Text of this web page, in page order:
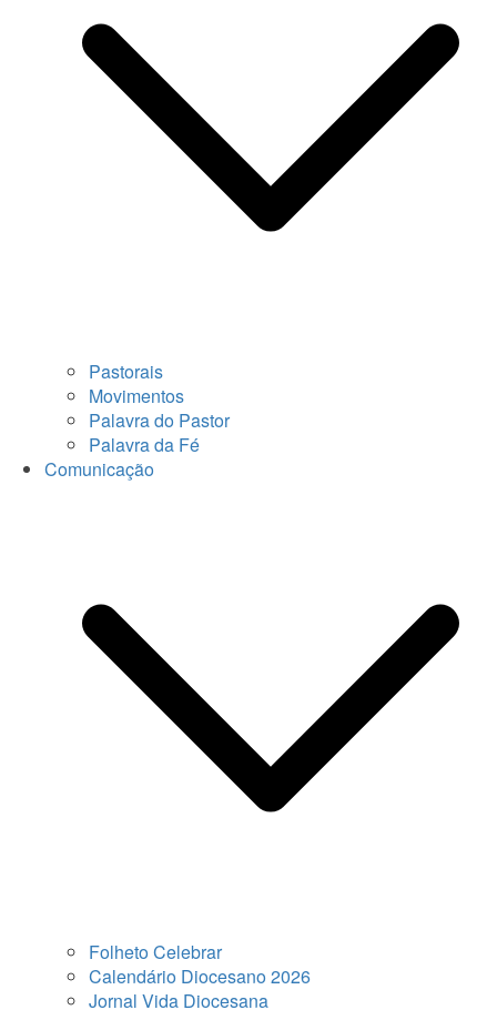
Pastorais
Movimentos
Palavra do Pastor
Palavra da Fé
Comunicação
Folheto Celebrar
Calendário Diocesano 2026
Jornal Vida Diocesana